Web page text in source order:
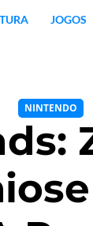
JOGOS
NINTENDO